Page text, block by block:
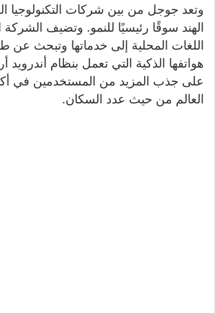
وتعد جوجل من بين شركات التكنولوجيا
الهند سوقًا رئيسيًا للنمو. وتضيف الشركة
اللغات المحلية إلى خدماتها وتبحث
هواتفها الذكية التي تعمل بنظام
على جذب المزيد من المستخدمين في
العالم من حيث عدد السكان.